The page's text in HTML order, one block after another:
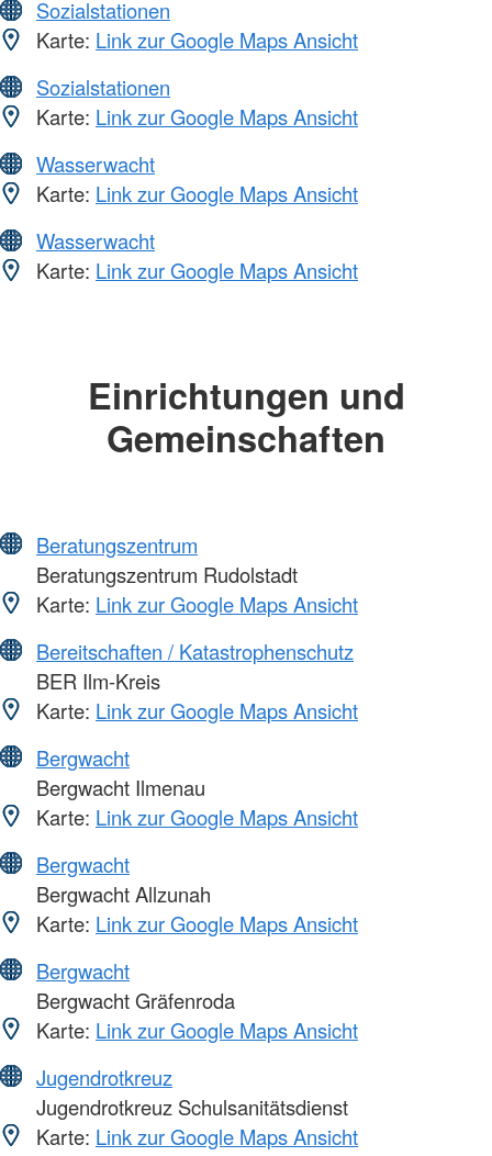
Sozialstationen
Karte: Link zur Google Maps Ansicht
Sozialstationen
Karte: Link zur Google Maps Ansicht
Wasserwacht
Karte: Link zur Google Maps Ansicht
Wasserwacht
Karte: Link zur Google Maps Ansicht
Einrichtungen und
Gemeinschaften
Beratungszentrum
Beratungszentrum Rudolstadt
Karte: Link zur Google Maps Ansicht
Bereitschaften / Katastrophenschutz
BER Ilm-Kreis
Karte: Link zur Google Maps Ansicht
Bergwacht
Bergwacht Ilmenau
Karte: Link zur Google Maps Ansicht
Bergwacht
Bergwacht Allzunah
Karte: Link zur Google Maps Ansicht
Bergwacht
Bergwacht Gräfenroda
Karte: Link zur Google Maps Ansicht
Jugendrotkreuz
Jugendrotkreuz Schulsanitätsdienst
Karte: Link zur Google Maps Ansicht